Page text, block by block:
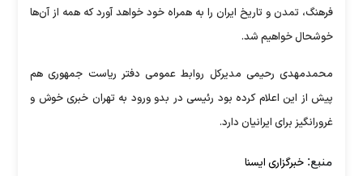
فرهنگ، تمدن و تاریخ ایران را به همراه خود خواهد آورد که همه از آن‌ها
خوشحال خواهیم شد.
محمدمهدی رحیمی مدیرکل روابط عمومی دفتر ریاست جمهوری هم
پیش از این اعلام کرده بود رئیسی در بدو ورود به تهران خبری خوش و
غرورانگیز برای ایرانیان دارد.
منبع: خبرگزاری ایسنا